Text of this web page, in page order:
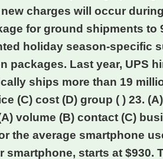
charges will occur
for ground shipments
holiday season-specific
packages. Last year, UPS
ships more than 19
(C) cost (D) group ( ) 23.
volume (B) contact (C)
the average smartphone
smartphone, starts at